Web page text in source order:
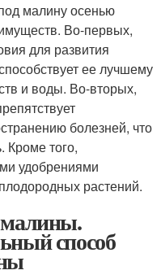
малину осенью
Во-первых,
для развития
ее лучшему
и воды. Во-вторых,
болезней, что
Кроме того,
удобрениями
растений.
способ